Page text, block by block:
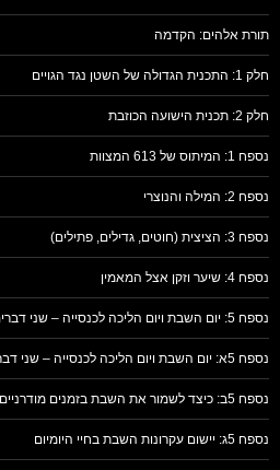
תורת אלהים: הקדמה
חלק 1: התכנית הגדולה של השטן נגד הגויים
חלק 2: תכנית הישועה הכוזבת
נספח 1: המיתוס של 613 המצוות
נספח 2: המילה והנוצרי
נספח 3: הציצית (חוטים, גדילים, פתילים)
נספח 4: שיער וזקן אצל המאמין
נספח 5: יום השבת ויום הליכה לכנסייה – שני דברים שונים
נספח 5א: יום השבת ויום הליכה לכנסייה – שני דברים שונים
נספח 5ב: כיצד לשמור את השבת בזמנים מודרניים
נספח 5ג: יישום עקרונות השבת בחיי היומיום